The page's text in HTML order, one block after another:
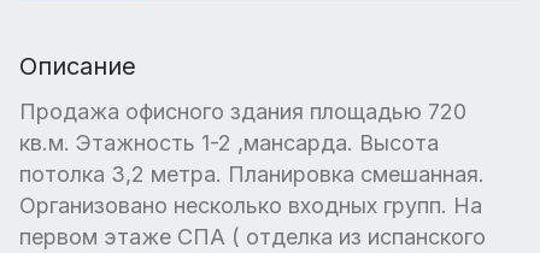
Описание
Продажа офисного здания площадью 720
кв.м. Этажность 1-2 ,мансарда. Высота
потолка 3,2 метра. Планировка смешанная.
Организовано несколько входных групп. На
первом этаже СПА ( отделка из испанского